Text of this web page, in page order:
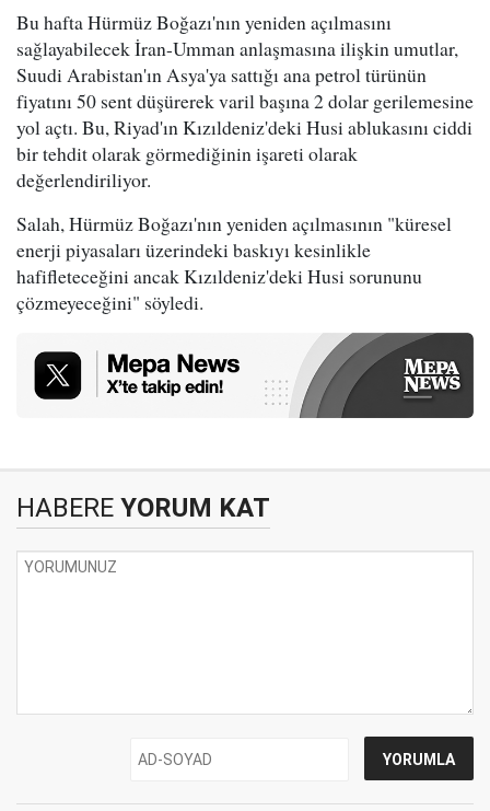
Bu hafta Hürmüz Boğazı'nın yeniden açılmasını
sağlayabilecek İran-Umman anlaşmasına ilişkin umutlar,
Suudi Arabistan'ın Asya'ya sattığı ana petrol türünün
fiyatını 50 sent düşürerek varil başına 2 dolar gerilemesine
yol açtı. Bu, Riyad'ın Kızıldeniz'deki Husi ablukasını ciddi
bir tehdit olarak görmediğinin işareti olarak
değerlendiriliyor.
Salah, Hürmüz Boğazı'nın yeniden açılmasının "küresel
enerji piyasaları üzerindeki baskıyı kesinlikle
hafifleteceğini ancak Kızıldeniz'deki Husi sorununu
çözmeyeceğini" söyledi.
HABERE YORUM KAT